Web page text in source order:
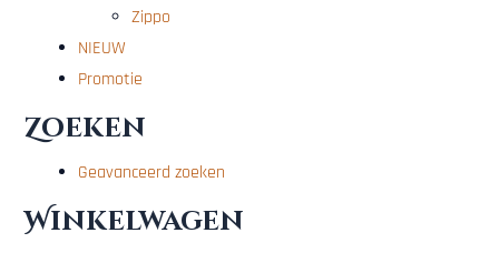
Zippo
NIEUW
Promotie
Zoeken
Geavanceerd zoeken
Winkelwagen